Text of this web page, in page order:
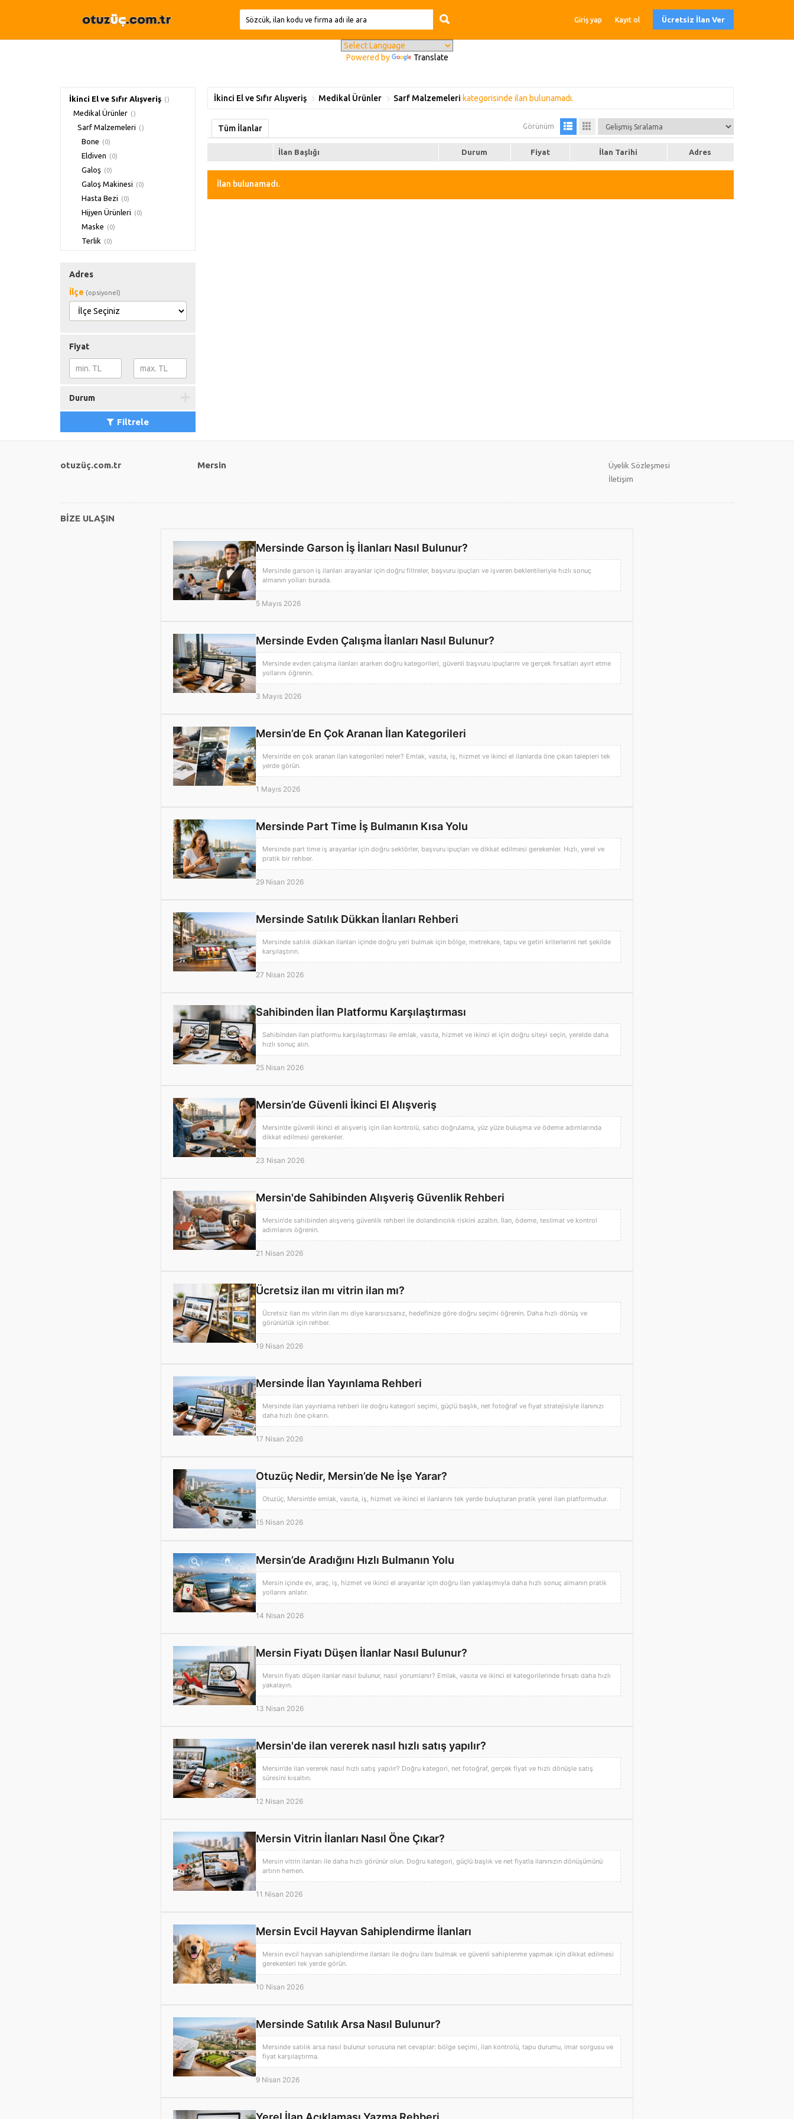
Giriş yap Kayıt ol Ücretsiz İlan Ver
Powered by Translate
İkinci El ve Sıfır Alışveriş ()
Medikal Ürünler ()
Sarf Malzemeleri ()
Bone (0)
Eldiven (0)
Galoş (0)
Galoş Makinesi (0)
Hasta Bezi (0)
Hijyen Ürünleri (0)
Maske (0)
Terlik (0)
Adres
İlçe (opsiyonel)
Fiyat
Durum
Filtrele
İkinci El ve Sıfır Alışveriş Medikal Ürünler Sarf Malzemeleri kategorisinde ilan bulunamadı.
Tüm İlanlar Görünüm
İlan Başlığı Durum Fiyat İlan Tarihi Adres
İlan bulunamadı.
otuzüç.com.tr Mersin
Üyelik Sözleşmesi
İletişim
BİZE ULAŞIN
Mersinde Garson İş İlanları Nasıl Bulunur?
Mersinde garson iş ilanları arayanlar için doğru filtreler, başvuru ipuçları ve işveren beklentileriyle hızlı sonuç
almanın yolları burada.
5 Mayıs 2026
Mersinde Evden Çalışma İlanları Nasıl Bulunur?
Mersinde evden çalışma ilanları ararken doğru kategorileri, güvenli başvuru ipuçlarını ve gerçek fırsatları ayırt etme
yollarını öğrenin.
3 Mayıs 2026
Mersin’de En Çok Aranan İlan Kategorileri
Mersin’de en çok aranan ilan kategorileri neler? Emlak, vasıta, iş, hizmet ve ikinci el ilanlarda öne çıkan talepleri tek
yerde görün.
1 Mayıs 2026
Mersinde Part Time İş Bulmanın Kısa Yolu
Mersinde part time iş arayanlar için doğru sektörler, başvuru ipuçları ve dikkat edilmesi gerekenler. Hızlı, yerel ve
pratik bir rehber.
29 Nisan 2026
Mersinde Satılık Dükkan İlanları Rehberi
Mersinde satılık dükkan ilanları içinde doğru yeri bulmak için bölge, metrekare, tapu ve getiri kriterlerini net şekilde
karşılaştırın.
27 Nisan 2026
Sahibinden İlan Platformu Karşılaştırması
Sahibinden ilan platformu karşılaştırması ile emlak, vasıta, hizmet ve ikinci el için doğru siteyi seçin, yerelde daha
hızlı sonuç alın.
25 Nisan 2026
Mersin’de Güvenli İkinci El Alışveriş
Mersin’de güvenli ikinci el alışveriş için ilan kontrolü, satıcı doğrulama, yüz yüze buluşma ve ödeme adımlarında
dikkat edilmesi gerekenler.
23 Nisan 2026
Mersin'de Sahibinden Alışveriş Güvenlik Rehberi
Mersin'de sahibinden alışveriş güvenlik rehberi ile dolandırıcılık riskini azaltın. İlan, ödeme, teslimat ve kontrol
adımlarını öğrenin.
21 Nisan 2026
Ücretsiz ilan mı vitrin ilan mı?
Ücretsiz ilan mı vitrin ilan mı diye kararsızsanız, hedefinize göre doğru seçimi öğrenin. Daha hızlı dönüş ve
görünürlük için rehber.
19 Nisan 2026
Mersinde İlan Yayınlama Rehberi
Mersinde ilan yayınlama rehberi ile doğru kategori seçimi, güçlü başlık, net fotoğraf ve fiyat stratejisiyle ilanınızı
daha hızlı öne çıkarın.
17 Nisan 2026
Otuzüç Nedir, Mersin’de Ne İşe Yarar?
Otuzüç, Mersin’de emlak, vasıta, iş, hizmet ve ikinci el ilanlarını tek yerde buluşturan pratik yerel ilan platformudur.
15 Nisan 2026
Mersin’de Aradığını Hızlı Bulmanın Yolu
Mersin içinde ev, araç, iş, hizmet ve ikinci el arayanlar için doğru ilan yaklaşımıyla daha hızlı sonuç almanın pratik
yollarını anlatır.
14 Nisan 2026
Mersin Fiyatı Düşen İlanlar Nasıl Bulunur?
Mersin fiyatı düşen ilanlar nasıl bulunur, nasıl yorumlanır? Emlak, vasıta ve ikinci el kategorilerinde fırsatı daha hızlı
yakalayın.
13 Nisan 2026
Mersin'de ilan vererek nasıl hızlı satış yapılır?
Mersin'de ilan vererek nasıl hızlı satış yapılır? Doğru kategori, net fotoğraf, gerçek fiyat ve hızlı dönüşle satış
süresini kısaltın.
12 Nisan 2026
Mersin Vitrin İlanları Nasıl Öne Çıkar?
Mersin vitrin ilanları ile daha hızlı görünür olun. Doğru kategori, güçlü başlık ve net fiyatla ilanınızın dönüşümünü
artırın hemen.
11 Nisan 2026
Mersin Evcil Hayvan Sahiplendirme İlanları
Mersin evcil hayvan sahiplendirme ilanları ile doğru ilanı bulmak ve güvenli sahiplenme yapmak için dikkat edilmesi
gerekenleri tek yerde görün.
10 Nisan 2026
Mersinde Satılık Arsa Nasıl Bulunur?
Mersinde satılık arsa nasıl bulunur sorusuna net cevaplar: bölge seçimi, ilan kontrolü, tapu durumu, imar sorgusu ve
fiyat karşılaştırma.
9 Nisan 2026